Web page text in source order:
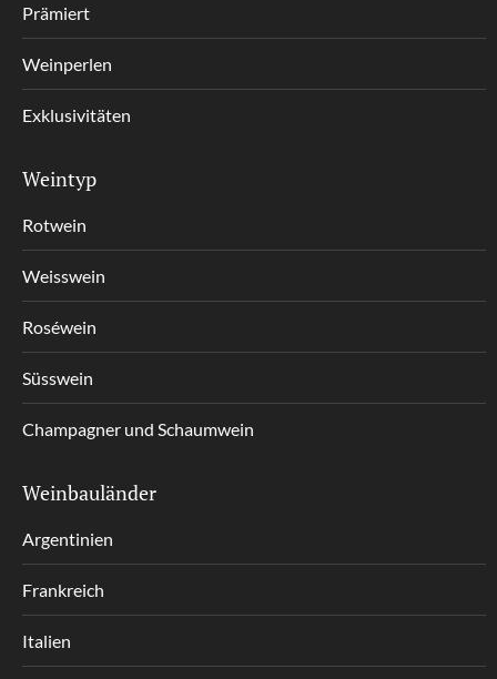
Prämiert
Weinperlen
Exklusivitäten
Weintyp
Rotwein
Weisswein
Roséwein
Süsswein
Champagner und Schaumwein
Weinbauländer
Argentinien
Frankreich
Italien